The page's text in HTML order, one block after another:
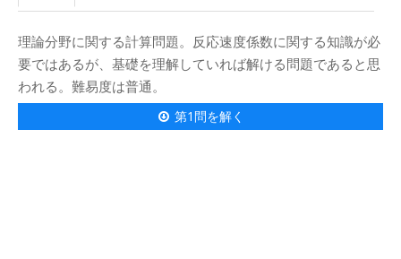
理論分野に関する計算問題。反応速度係数に関する知識が必
要ではあるが、基礎を理解していれば解ける問題であると思
われる。難易度は普通。
第1問を解く